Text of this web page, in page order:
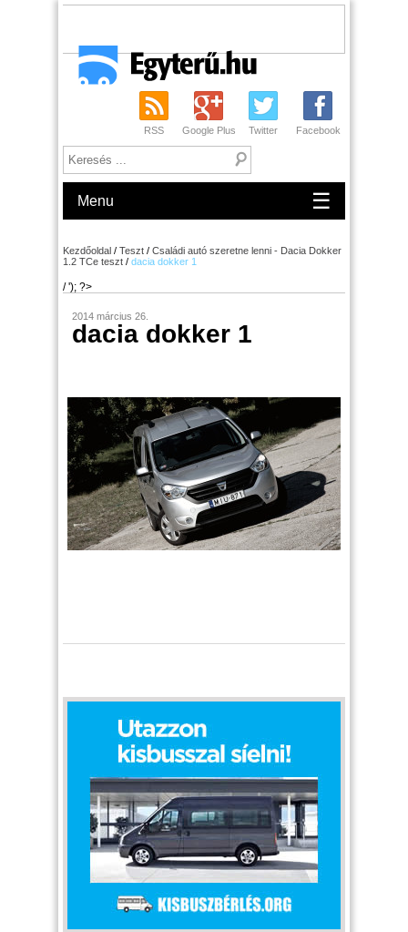
RSS Google Plus Twitter Facebook
Menu ☰
Kezdőoldal / Teszt / Családi autó szeretne lenni - Dacia Dokker
1.2 TCe teszt / dacia dokker 1
/ '); ?>
2014 március 26.
dacia dokker 1